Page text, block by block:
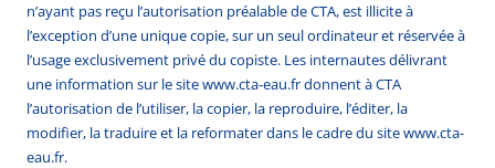
n’ayant pas reçu l’autorisation préalable de CTA, est illicite à
l’exception d’une unique copie, sur un seul ordinateur et réservée à
l’usage exclusivement privé du copiste. Les internautes délivrant
une information sur le site www.cta-eau.fr donnent à CTA
l’autorisation de l’utiliser, la copier, la reproduire, l’éditer, la
modifier, la traduire et la reformater dans le cadre du site www.cta-
eau.fr.